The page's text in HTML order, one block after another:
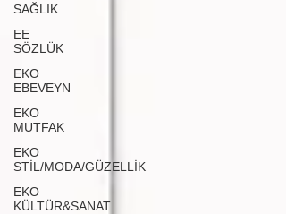
SAĞLIK
EE
SÖZLÜK
EKO
EBEVEYN
EKO
MUTFAK
EKO
STİL/MODA/GÜZELLİK
EKO
KÜLTÜR&SANAT